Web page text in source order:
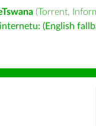
(Torrent,
(English